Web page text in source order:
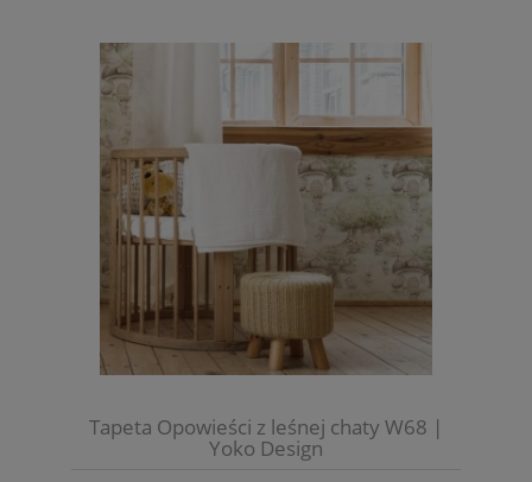
Tapeta Opowieści z leśnej chaty W68 |
Yoko Design